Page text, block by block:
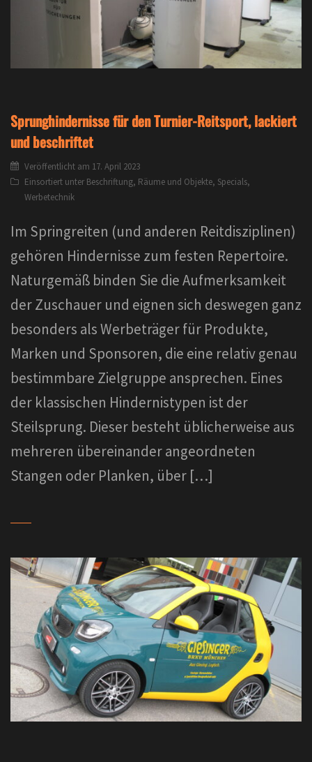
Sprunghindernisse für den Turnier-Reitsport, lackiert
und beschriftet
Veröffentlicht am 17. April 2023
Einsortiert unter Beschriftung, Räume und Objekte, Specials,
Werbetechnik
Im Springreiten (und anderen Reitdisziplinen)
gehören Hindernisse zum festen Repertoire.
Naturgemäß binden Sie die Aufmerksamkeit
der Zuschauer und eignen sich deswegen ganz
besonders als Werbeträger für Produkte,
Marken und Sponsoren, die eine relativ genau
bestimmbare Zielgruppe ansprechen. Eines
der klassischen Hindernistypen ist der
Steilsprung. Dieser besteht üblicherweise aus
mehreren übereinander angeordneten
Stangen oder Planken, über […]